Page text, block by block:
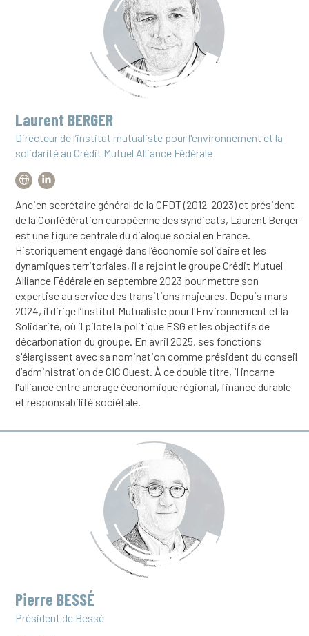
Laurent BERGER
Directeur de l’institut mutualiste pour l'environnement et la
solidarité au Crédit Mutuel Alliance Fédérale
Ancien secrétaire général de la CFDT (2012-2023) et président
de la Confédération européenne des syndicats, Laurent Berger
est une figure centrale du dialogue social en France.
Historiquement engagé dans l’économie solidaire et les
dynamiques territoriales, il a rejoint le groupe Crédit Mutuel
Alliance Fédérale en septembre 2023 pour mettre son
expertise au service des transitions majeures. Depuis mars
2024, il dirige l’Institut Mutualiste pour l'Environnement et la
Solidarité, où il pilote la politique ESG et les objectifs de
décarbonation du groupe. En avril 2025, ses fonctions
s'élargissent avec sa nomination comme président du conseil
d’administration de CIC Ouest. À ce double titre, il incarne
l'alliance entre ancrage économique régional, finance durable
et responsabilité sociétale.
Pierre BESSÉ
Président de Bessé